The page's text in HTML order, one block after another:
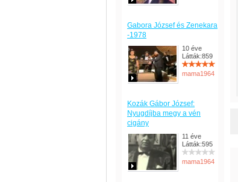
Gabora József és Zenekara
-1978
10 éve
Látták:859
mama1964
Kozák Gábor József:
Nyugdíjba megy a vén
cigány
11 éve
Látták:595
mama1964